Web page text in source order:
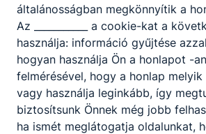
Dobos Pálné
Erzsébet
iskolaőr
Egyéb munkatárs
általánosságban megkönnyítik a
Az ___________ a cookie-kat a
használja: információ gyűjtése
hogyan használja Ön a honlapot -
felmérésével, hogy a honlap
vagy használja leginkább, így
biztosítsunk Önnek még jobb
ha ismét meglátogatja oldalunkat,